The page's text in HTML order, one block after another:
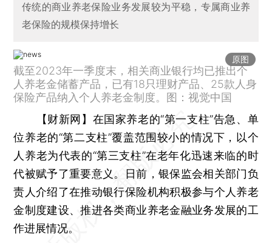
传统的商业养老保险业务发展较为平稳，专属商业养
老保险的规模保持增长
原图
截至2023年一季度末，相关商业银行均已推出个
人养老金储蓄产品，已有18只理财产品、25款人身
保险产品纳入个人养老金制度。图：视觉中国
【财新网】 在国家养老的“第一支柱”告急、单
位养老的“第二支柱”覆盖范围较小的情况下，以个
人养老为代表的“第三支柱”在老年化迅速来临的时
代被赋予了重要意义。日前，银保监会相关部门负
责人介绍了在推动银行保险机构积极参与个人养老
金制度建设、推进各类商业养老金融业务发展的工
作进展情况。